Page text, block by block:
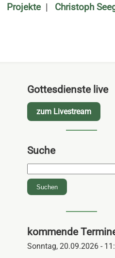
Projekte Christoph
Gottesdienste live
zum Livestream
Suche
Suchen
kommende
Sonntag, 20.09.2026 -